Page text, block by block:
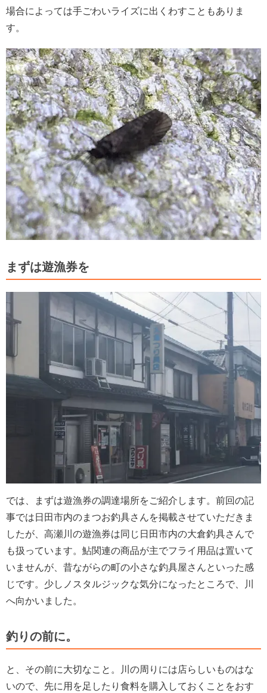
場合によっては手ごわいライズに出くわすこともありま
す。
まずは遊漁券を
では、まずは遊漁券の調達場所をご紹介します。前回の記
事では日田市内のまつお釣具さんを掲載させていただきま
したが、高瀬川の遊漁券は同じ日田市内の大倉釣具さんで
も扱っています。鮎関連の商品が主でフライ用品は置いて
いませんが、昔ながらの町の小さな釣具屋さんといった感
じです。少しノスタルジックな気分になったところで、川
へ向かいました。
釣りの前に。
と、その前に大切なこと。川の周りには店らしいものはな
いので、先に用を足したり食料を購入しておくことをおす